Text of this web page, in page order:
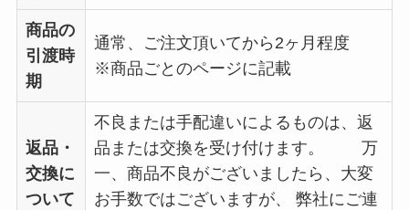
商品の
引渡時
期
通常、ご注文頂いてから2ヶ月程度
※商品ごとのページに記載
返品・
交換に
ついて
不良または手配違いによるものは、返
品または交換を受け付けます。 万
一、商品不良がございましたら、大変
お手数ではございますが、 弊社にご連